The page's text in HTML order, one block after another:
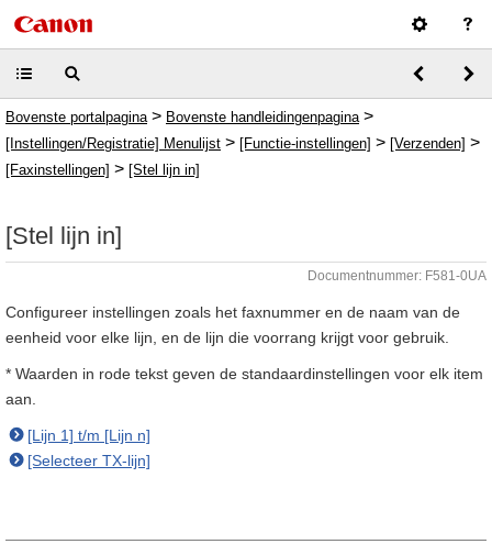
Bovenste portalpagina > Bovenste handleidingenpagina >
[Instellingen/Registratie] Menulijst > [Functie-instellingen] > [Verzenden] >
[Faxinstellingen] > [Stel lijn in]
[Stel lijn in]
Documentnummer: F581-0UA
Configureer instellingen zoals het faxnummer en de naam van de
eenheid voor elke lijn, en de lijn die voorrang krijgt voor gebruik.
* Waarden in rode tekst geven de standaardinstellingen voor elk item
aan.
[Lijn 1] t/m [Lijn n]
[Selecteer TX-lijn]